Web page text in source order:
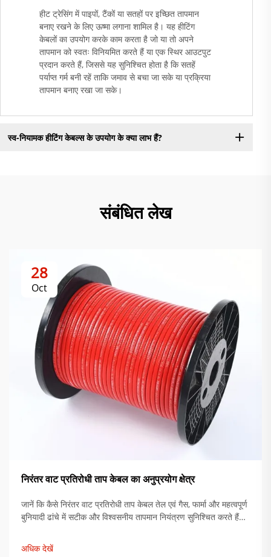
हीट ट्रेसिंग में पाइपों, टैंकों या सतहों पर इच्छित तापमान
बनाए रखने के लिए ऊष्मा लगाना शामिल है। यह हीटिंग
केबलों का उपयोग करके काम करता है जो या तो अपने
तापमान को स्वतः विनियमित करते हैं या एक स्थिर आउटपुट
प्रदान करते हैं, जिससे यह सुनिश्चित होता है कि सतहें
पर्याप्त गर्म बनी रहें ताकि जमाव से बचा जा सके या प्रक्रिया
तापमान बनाए रखा जा सके।
स्व-नियामक हीटिंग केबल्स के उपयोग के क्या लाभ हैं?
संबंधित लेख
28
Oct
निरंतर वाट प्रतिरोधी ताप केबल का अनुप्रयोग क्षेत्र
जानें कि कैसे निरंतर वाट प्रतिरोधी ताप केबल तेल एवं गैस, फार्मा और महत्वपूर्ण
बुनियादी ढांचे में सटीक और विश्वसनीय तापमान नियंत्रण सुनिश्चित करते हैं।
समाधान देखें।
अधिक देखें